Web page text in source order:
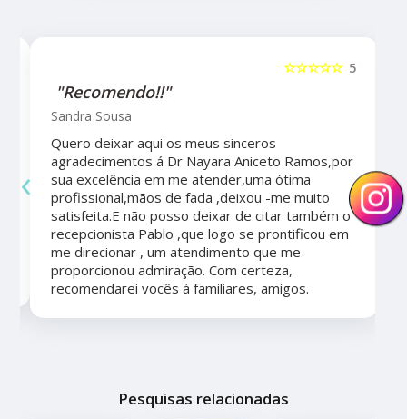
5
☆☆☆☆☆
"Recomendo!!"
Sandra Sousa
Quero deixar aqui os meus sinceros
agradecimentos á Dr Nayara Aniceto Ramos,por
sua excelência em me atender,uma ótima
profissional,mãos de fada ,deixou -me muito
satisfeita.E não posso deixar de citar também o
recepcionista Pablo ,que logo se prontificou em
me direcionar , um atendimento que me
proporcionou admiração. Com certeza,
recomendarei vocês á familiares, amigos.
‹ ›
Pesquisas relacionadas